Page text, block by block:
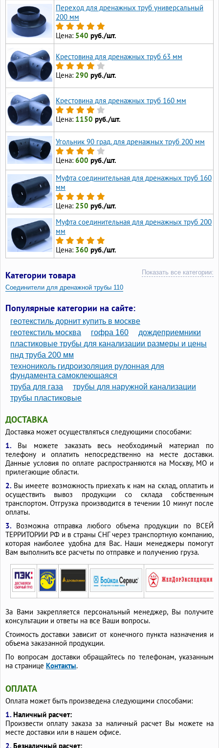
Переход для дренажных труб универсальный
200 мм
Цена: 540 руб./шт.
Крестовина для дренажных труб 63 мм
Цена: 290 руб./шт.
Крестовина для дренажных труб 160 мм
Цена: 1150 руб./шт.
Угольник 90 град. для дренажных труб 200 мм
Цена: 600 руб./шт.
Муфта соединительная для дренажных труб 160
мм
Цена: 250 руб./шт.
Муфта соединительная для дренажных труб 200
мм
Цена: 360 руб./шт.
Категории товара Показать все категории:
Соединители для дренажной трубы 110
Популярные категории на сайте:
геотекстиль дорнит купить в москве
геотекстиль москва
гофра 160
дождеприемники
пластиковые трубы для канализации размеры и цены
пнд труба 200 мм
технониколь гидроизоляция рулонная для
фундамента самоклеющаяся
труба для газа
трубы для наружной канализации
трубы пластиковые
ДОСТАВКА
Доставка может осуществляться следующими способами:
1. Вы можете заказать весь необходимый материал по
телефону и оплатить непосредственно на месте доставки.
Данные условия по оплате распространяются на Москву, МО и
прилегающие области.
2. Вы имеете возможность приехать к нам на склад, оплатить и
осуществить вывоз продукции со склада собственным
транспортом. Отгрузка производится в течении 10 минут после
оплаты.
3. Возможна отправка любого объема продукции по ВСЕЙ
ТЕРРИТОРИИ РФ и в страны СНГ через транспортную компанию,
которая наиболее удобна для Вас. Наши менеджеры помогут
Вам выполнить все расчеты по отправке и получению груза.
За Вами закрепляется персональный менеджер, Вы получите
консультации и ответы на все Ваши вопросы.
Стоимость доставки зависит от конечного пункта назначения и
объема заказанной продукции.
По вопросам доставки обращайтесь по телефонам, указанным
на странице Контакты.
ОПЛАТА
Оплата может быть произведена следующими способами:
1. Наличный расчет:
Произвести оплату заказа за наличный расчет Вы можете на
месте доставки или в нашем офисе.
2. Безналичный расчет: